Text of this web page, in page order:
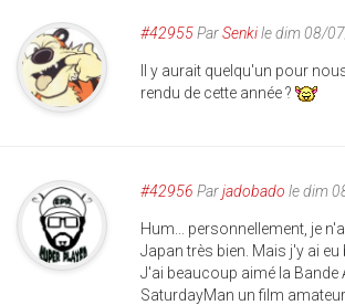
#42955ParSenkile dim 08/
Il y aurait quelqu'un pour
rendu de cette année ?
#42956 Parjadobado le dim
Hum... personnellement, je
Japan très bien. Mais j'y ai eu
J'ai beaucoup aimé la Bande
SaturdayMan un film